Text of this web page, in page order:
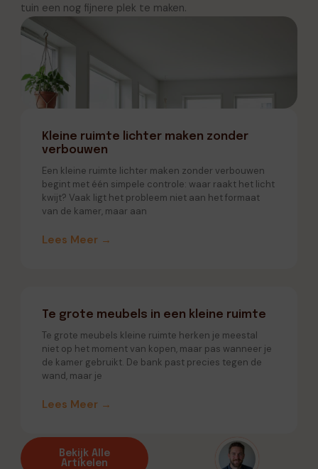
tuin een nog fijnere plek te maken.
Kleine ruimte lichter maken zonder
verbouwen
Een kleine ruimte lichter maken zonder verbouwen
begint met één simpele controle: waar raakt het licht
kwijt? Vaak ligt het probleem niet aan het formaat
van de kamer, maar aan
Lees Meer →
Te grote meubels in een kleine ruimte
Te grote meubels kleine ruimte herken je meestal
niet op het moment van kopen, maar pas wanneer je
de kamer gebruikt. De bank past precies tegen de
wand, maar je
Lees Meer →
Bekijk Alle
Artikelen